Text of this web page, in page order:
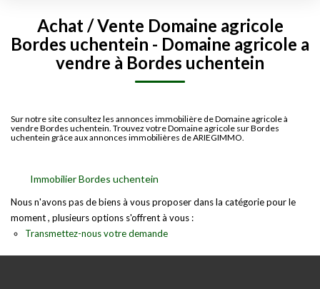
DÉPOSEZ VOTRE RECHERCHE
CONTACT
Sélectionnez...
Type de bien
Surface min
Budget max
Rayon
Créer une
Achat / Vente Domaine agricole
Bordes uchentein - Domaine agricole a
vendre à Bordes uchentein
Sur notre site consultez les annonces immobilière de Domaine agricole à
vendre Bordes uchentein. Trouvez votre Domaine agricole sur Bordes
uchentein grâce aux annonces immobilières de ARIEGIMMO.
Immobilier Bordes uchentein
Nous n'avons pas de biens à vous proposer dans la catégorie pour le
moment , plusieurs options s'offrent à vous :
Transmettez-nous votre demande